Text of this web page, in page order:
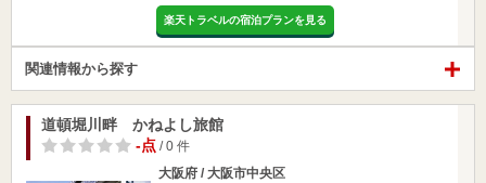
楽天トラベルの宿泊プランを見る
関連情報から探す
道頓堀川畔 かねよし旅館
-点 / 0 件
大阪府 / 大阪市中央区